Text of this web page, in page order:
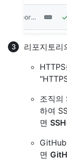
리포지토리
조직의
하여
면 SSH
면